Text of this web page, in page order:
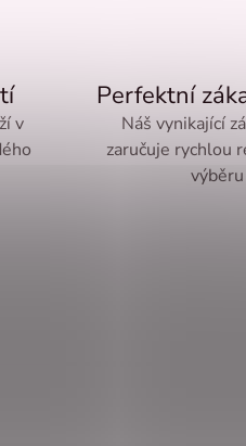
v
Perfektní
Náš vynikající
zaručuje rychlou